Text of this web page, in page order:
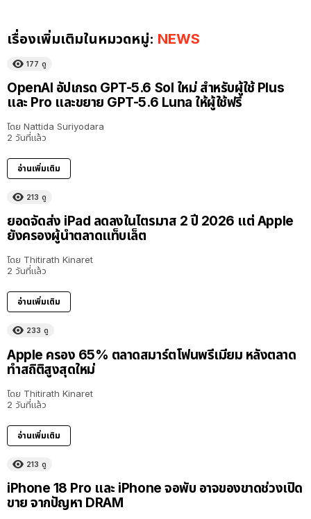
เรื่องเพิ่มเติมในหมวดหมู่: NEWS
177 ดู
OpenAI อัปเกรด GPT-5.6 Sol ใหม่ สำหรับผู้ใช้ Plus
และ Pro และขยาย GPT-5.6 Luna ให้ผู้ใช้ฟรี
โดย Nattida Suriyodara
2 วันที่แล้ว
อ่านเพิ่มเติม
213 ดู
ยอดจัดส่ง iPad ลดลงในไตรมาส 2 ปี 2026 แต่ Apple
ยังครองผู้นำตลาดแท็บเล็ต
โดย Thitirath Kinaret
2 วันที่แล้ว
อ่านเพิ่มเติม
233 ดู
Apple ครอง 65% ตลาดสมาร์ตโฟนพรีเมียม หลังตลาด
ทำสถิติสูงสุดใหม่
โดย Thitirath Kinaret
2 วันที่แล้ว
อ่านเพิ่มเติม
213 ดู
iPhone 18 Pro และ iPhone จอพับ อาจของขาดช่วงเปิด
ขาย จากปัญหา DRAM